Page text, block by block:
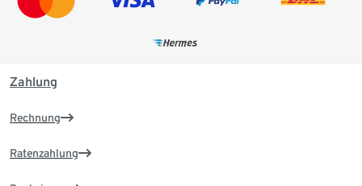
Zahlung
Rechnung
Ratenzahlung